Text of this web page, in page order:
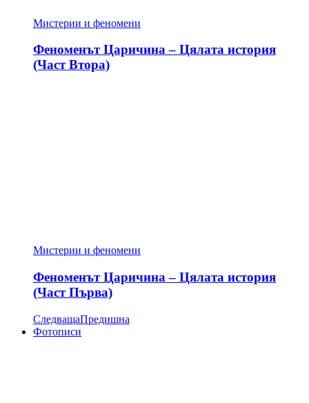
Мистерии и феномени
Феноменът Царичина – Цялата история
(Част Втора)
Мистерии и феномени
Феноменът Царичина – Цялата история
(Част Първа)
СледващаПредишна
Фотописи